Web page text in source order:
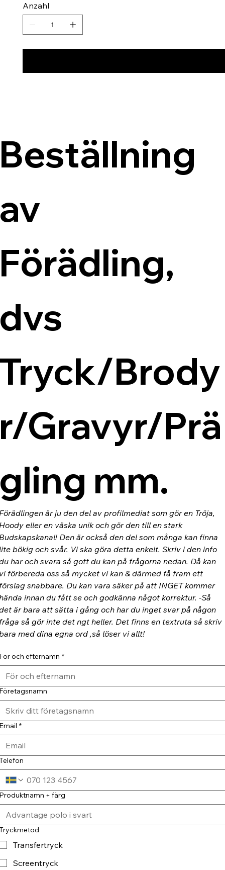
Anzahl
Brody
Gravyr/Prä
mm.
är ju den del av profilmediat som gör en Tröja,
eller en väska unik och gör den till en stark
Den är också den del som många kan finna
bökig och svår. Vi ska göra detta enkelt. Skriv i den info
har och svara så gott du kan på frågorna nedan. Då kan
förbereda oss så mycket vi kan & därmed få fram ett
snabbare. Du kan vara säker på att INGET kommer
innan du fått se och godkänna något korrektur. -Så
är bara att sätta i gång och har du inget svar på någon
så gör inte det ngt heller. Det finns en textruta så skriv
med dina egna ord ,så löser vi allt!
och efternamn *
*
+ färg
Transfertryck
Screentryck